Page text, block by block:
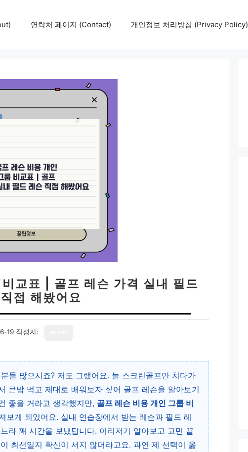
연락처 페이지 (Contact) 개인정보 처리방침 (Privacy Policy)
교표 | 골프 레슨 가격 실내 필드
접 해봤어요
19 작성자:
들 많으시죠? 저도 그랬어요. 늘 스크린골프만 치다가
큰맘 먹고 제대로 배워보자 싶어 골프 레슨을 알아보기
좋을 거라고 생각했지만, 골프 레슨 비용 개인 그룹 비
보게 되었어요. 실내 연습장에서 받는 레슨과 필드 레
라 꽤 시간을 보냈답니다. 이리저기 알아보고 고민 끝
최선일지 확신이 서지 않더라고요. 과연 제 선택이 옳